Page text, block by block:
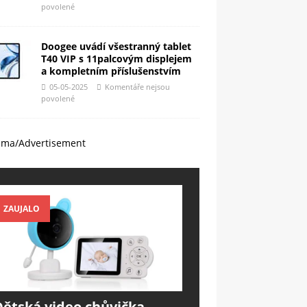
povolené
Doogee uvádí všestranný tablet
T40 VIP s 11palcovým displejem
a kompletním příslušenstvím
05-05-2025
Komentáře nejsou
povolené
Advertisement
ZAUJALO